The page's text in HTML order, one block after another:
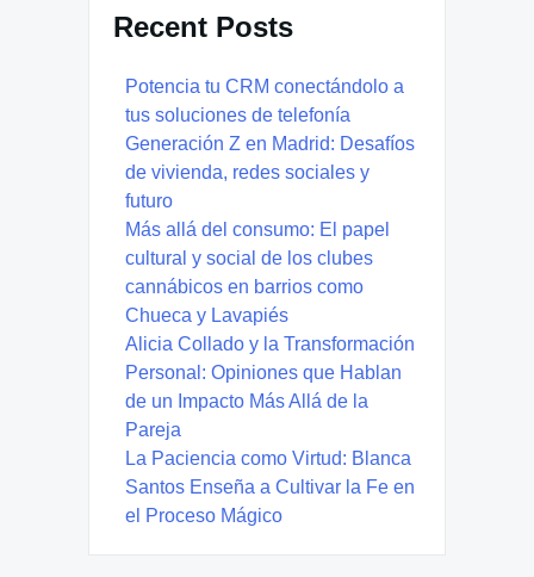
Recent Posts
Potencia tu CRM conectándolo a
tus soluciones de telefonía
Generación Z en Madrid: Desafíos
de vivienda, redes sociales y
futuro
Más allá del consumo: El papel
cultural y social de los clubes
cannábicos en barrios como
Chueca y Lavapiés
Alicia Collado y la Transformación
Personal: Opiniones que Hablan
de un Impacto Más Allá de la
Pareja
La Paciencia como Virtud: Blanca
Santos Enseña a Cultivar la Fe en
el Proceso Mágico